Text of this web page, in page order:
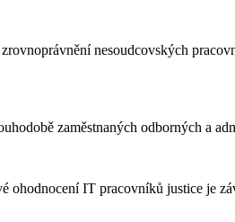
nesoudcovských
zaměstnaných odborných a
ohodnocení IT pracovníků justice je